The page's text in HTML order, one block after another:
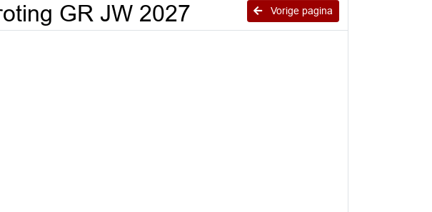
Vorige pagina
GR JW 2027